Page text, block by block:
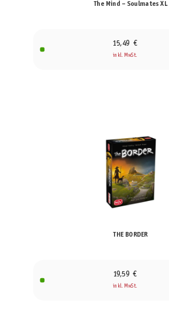
The Mind – Soulmates XL
15,49 €
inkl. MwSt.
THE BORDER
19,59 €
inkl. MwSt.